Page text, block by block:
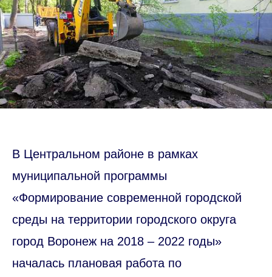
В Центральном районе в рамках
муниципальной программы
«Формирование современной городской
среды на территории городского округа
город Воронеж на 2018 – 2022 годы»
началась плановая работа по